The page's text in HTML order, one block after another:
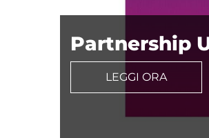
Partnership
LEGGI ORA